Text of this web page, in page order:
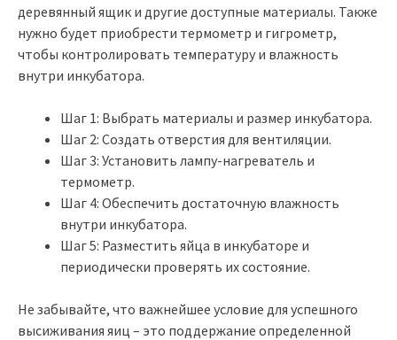
деревянный ящик и другие доступные материалы. Также
нужно будет приобрести термометр и гигрометр,
чтобы контролировать температуру и влажность
внутри инкубатора.
Шаг 1: Выбрать материалы и размер инкубатора.
Шаг 2: Создать отверстия для вентиляции.
Шаг 3: Установить лампу-нагреватель и
термометр.
Шаг 4: Обеспечить достаточную влажность
внутри инкубатора.
Шаг 5: Разместить яйца в инкубаторе и
периодически проверять их состояние.
Не забывайте, что важнейшее условие для успешного
высиживания яиц – это поддержание определенной